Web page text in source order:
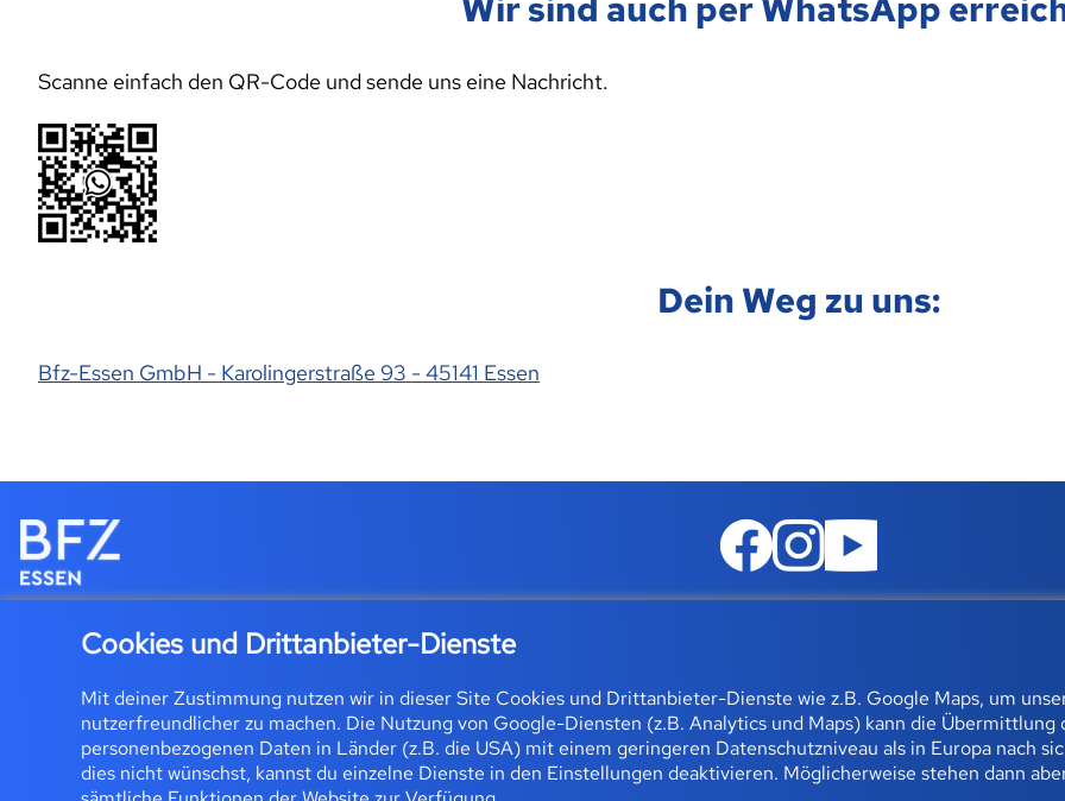
Wir sind auch per WhatsApp
Scanne einfach den QR-Code und sende uns eine Nachricht.
Dein Weg zu uns:
Bfz-Essen GmbH - Karolingerstraße 93 - 45141 Essen
Bfz-Essen GmbH | Karolingerstraße 93 | 45141 Essen 0800 23 93 773
© 2026 BFZ
Cookies und Drittanbieter-Dienste
Mit deiner Zustimmung nutzen wir in dieser Site Cookies und Drittanbieter-Dienste wie z.B. Google Maps, um
nutzerfreundlicher zu machen. Die Nutzung von Google-Diensten (z.B. Analytics und Maps) kann die Übermittlung
personenbezogenen Daten in Länder (z.B. die USA) mit einem geringeren Datenschutzniveau als in Europa nach
dies nicht wünschst, kannst du einzelne Dienste in den Einstellungen deaktivieren. Möglicherweise stehen dann